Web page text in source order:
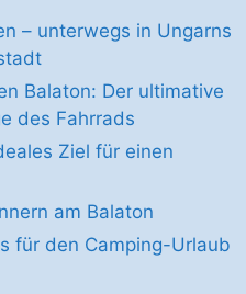
– unterwegs in Ungarns
Balaton: Der ultimative
des Fahrrads
Ziel für einen
am Balaton
für den Camping-Urlaub